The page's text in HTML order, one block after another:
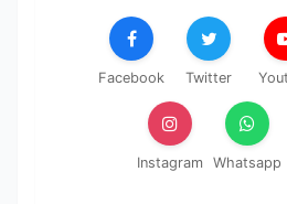
Facebook Twitter
Instagram Whatsapp